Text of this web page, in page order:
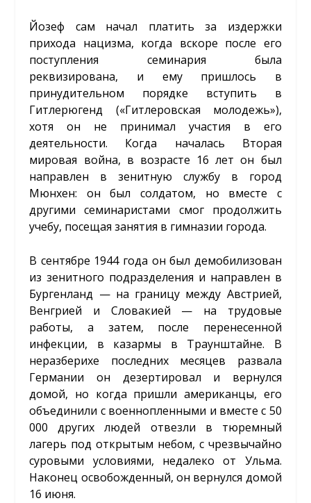
Йозеф сам начал платить за издержки
прихода нацизма, когда вскоре после его
поступления семинария была
реквизирована, и ему пришлось в
принудительном порядке вступить в
Гитлерюгенд («Гитлеровская молодежь»),
хотя он не принимал участия в его
деятельности. Когда началась Вторая
мировая война, в возрасте 16 лет он был
направлен в зенитную службу в город
Мюнхен: он был солдатом, но вместе с
другими семинаристами смог продолжить
учебу, посещая занятия в гимназии города.
В сентябре 1944 года он был демобилизован
из зенитного подразделения и направлен в
Бургенланд — на границу между Австрией,
Венгрией и Словакией — на трудовые
работы, а затем, после перенесенной
инфекции, в казармы в Траунштайне. В
неразберихе последних месяцев развала
Германии он дезертировал и вернулся
домой, но когда пришли американцы, его
объединили с военнопленными и вместе с 50
000 других людей отвезли в тюремный
лагерь под открытым небом, с чрезвычайно
суровыми условиями, недалеко от Ульма.
Наконец освобожденный, он вернулся домой
16 июня.